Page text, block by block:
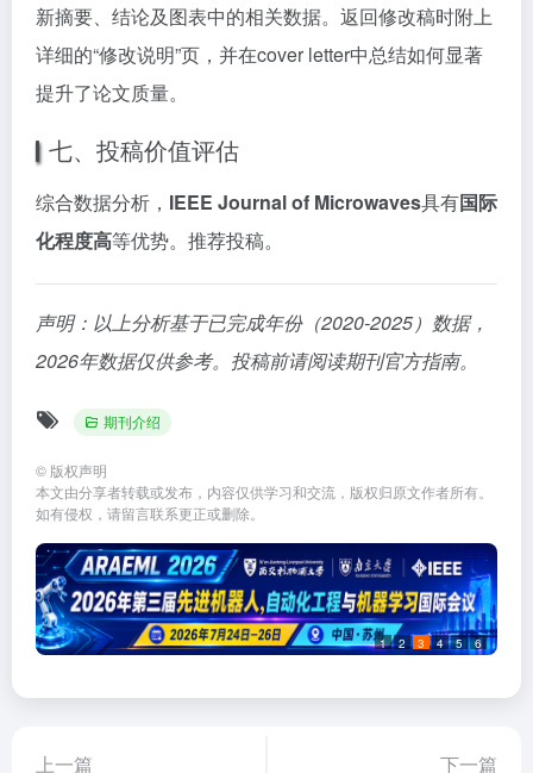
新摘要、结论及图表中的相关数据。返回修改稿时附上
详细的“修改说明”页，并在cover letter中总结如何显著
提升了论文质量。
七、投稿价值评估
综合数据分析， IEEE Journal of Microwaves具有国际
化程度高等优势。推荐投稿。
声明：以上分析基于已完成年份（2020-2025）数据，
2026年数据仅供参考。投稿前请阅读期刊官方指南。
期刊介绍
© 版权声明
本文由分享者转载或发布，内容仅供学习和交流，版权归原文作者所有。
如有侵权，请留言联系更正或删除。
1 2 3 4 5 6
上一篇 下一篇